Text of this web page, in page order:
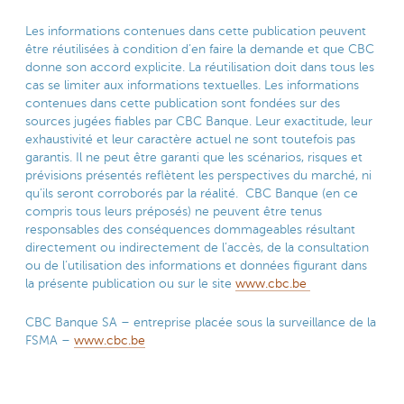
Les informations contenues dans cette publication peuvent
être réutilisées à condition d’en faire la demande et que CBC
donne son accord explicite. La réutilisation doit dans tous les
cas se limiter aux informations textuelles. Les informations
contenues dans cette publication sont fondées sur des
sources jugées fiables par CBC Banque. Leur exactitude, leur
exhaustivité et leur caractère actuel ne sont toutefois pas
garantis. Il ne peut être garanti que les scénarios, risques et
prévisions présentés reflètent les perspectives du marché, ni
qu’ils seront corroborés par la réalité. CBC Banque (en ce
compris tous leurs préposés) ne peuvent être tenus
responsables des conséquences dommageables résultant
directement ou indirectement de l’accès, de la consultation
ou de l’utilisation des informations et données figurant dans
la présente publication ou sur le site www.cbc.be
CBC Banque SA – entreprise placée sous la surveillance de la
FSMA – www.cbc.be